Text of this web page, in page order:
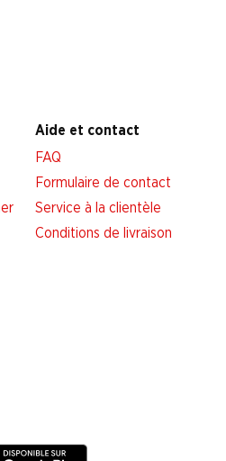
Aide et contact
FAQ
Formulaire de contact
Service à la clientèle
Conditions de livraison